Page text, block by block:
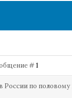
#1
по половому